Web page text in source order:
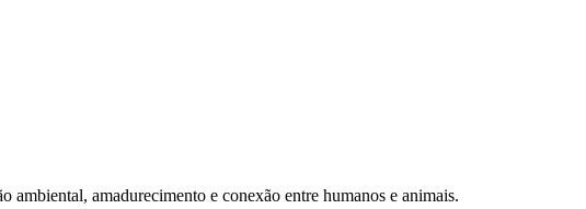
ambiental, amadurecimento e conexão entre humanos e animais.